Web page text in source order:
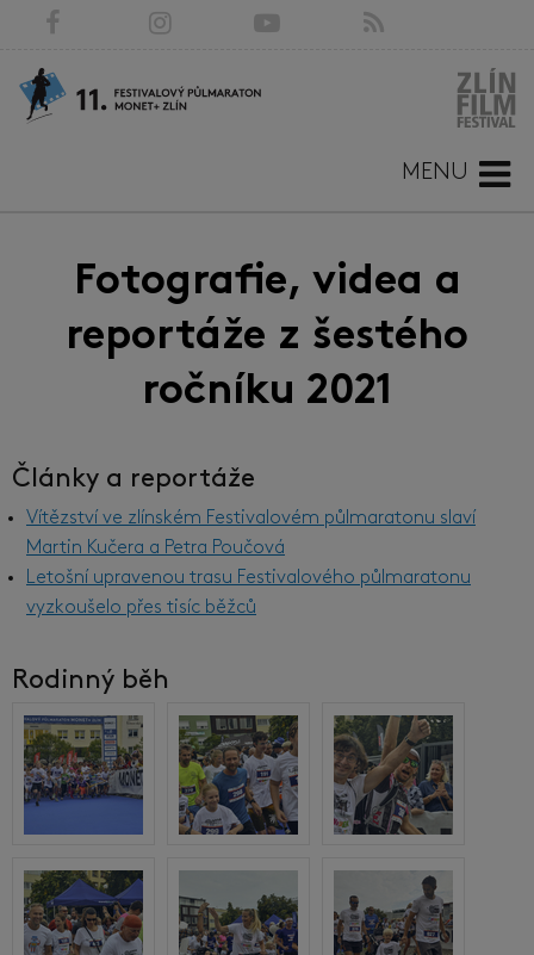
MENU
Fotografie, videa a
reportáže z šestého
ročníku 2021
Články a reportáže
Vítězství ve zlínském Festivalovém půlmaratonu slaví
Martin Kučera a Petra Poučová
Letošní upravenou trasu Festivalového půlmaratonu
vyzkoušelo přes tisíc běžců
Rodinný běh